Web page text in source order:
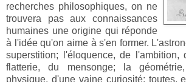
recherches philosophiques, on ne
trouvera pas aux connaissances
humaines une origine qui réponde
à l'idée qu'on aime à s'en former.
superstition; l'éloquence, de
flatterie, du mensonge; la
physique, d'une vaine curiosité; toutes,